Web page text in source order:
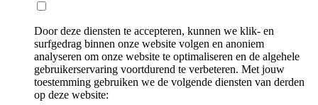
Door deze diensten te accepteren, kunnen we klik- en
surfgedrag binnen onze website volgen en anoniem
analyseren om onze website te optimaliseren en de algehele
gebruikerservaring voortdurend te verbeteren. Met jouw
toestemming gebruiken we de volgende diensten van derden
op deze website: